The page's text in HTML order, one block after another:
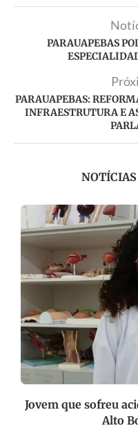
PARAUAPEBAS
PARAUAPEBAS:
INFRAESTRUTURA E
Jovem que sofreu
Alto